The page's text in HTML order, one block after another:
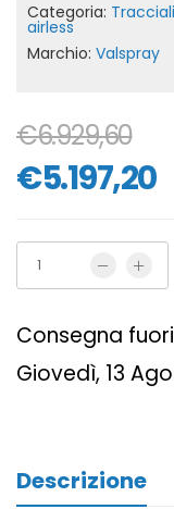
Categoria:
airless
Marchio: Valspray
€6.929,60
€5.197,20
Consegna
Giovedì, 13
Descrizione